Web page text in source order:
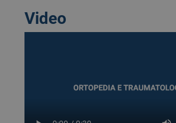
Video